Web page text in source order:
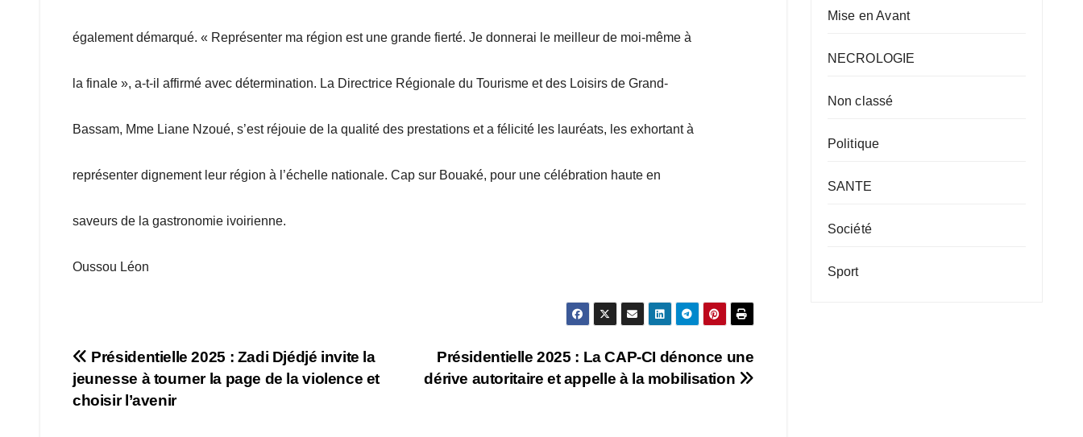
également démarqué. « Représenter ma région est une grande fierté. Je donnerai le meilleur de moi-même à
la finale », a-t-il affirmé avec détermination. La Directrice Régionale du Tourisme et des Loisirs de Grand-
Bassam, Mme Liane Nzoué, s’est réjouie de la qualité des prestations et a félicité les lauréats, les exhortant à
représenter dignement leur région à l’échelle nationale. Cap sur Bouaké, pour une célébration haute en
saveurs de la gastronomie ivoirienne.
Oussou Léon
Navigation
de
Présidentielle 2025 : La CAP-CI dénonce une
dérive autoritaire et appelle à la mobilisation
Présidentielle 2025 : Zadi Djédjé invite la
jeunesse à tourner la page de la violence et
choisir l’avenir
Mise en Avant
NECROLOGIE
Non classé
Politique
SANTE
Société
Sport